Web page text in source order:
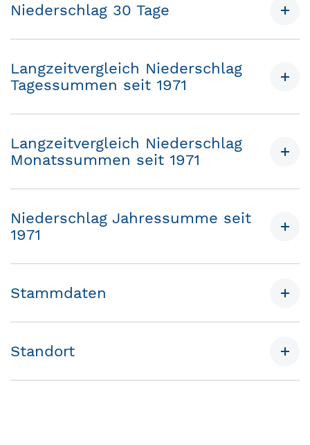
Niederschlag 30 Tage
Langzeitvergleich Niederschlag
Tagessummen seit 1971
Langzeitvergleich Niederschlag
Monatssummen seit 1971
Niederschlag Jahressumme seit
1971
Stammdaten
Standort